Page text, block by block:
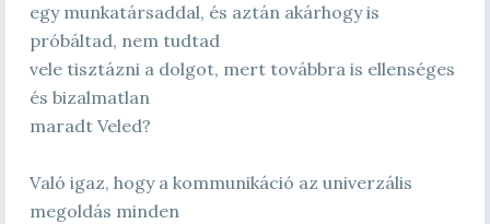
egy munkatársaddal, és aztán akárhogy is
próbáltad, nem tudtad
vele tisztázni a dolgot, mert továbbra is ellenséges
és bizalmatlan
maradt Veled?
Való igaz, hogy a kommunikáció az univerzális
megoldás minden